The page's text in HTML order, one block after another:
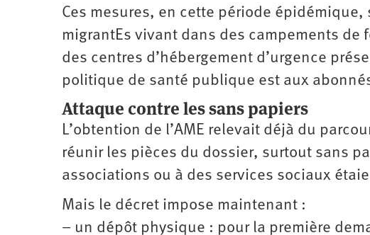
Ces mesures, en cette période
migrantEs vivant dans des campements
des centres d’hébergement d’urgence
politique de santé publique est aux
Attaque contre les sans papiers
L’obtention de l’AME relevait déjà du
réunir les pièces du dossier, surtout sans
associations ou à des services sociaux
Mais le décret impose maintenant :
– un dépôt physique : pour la première